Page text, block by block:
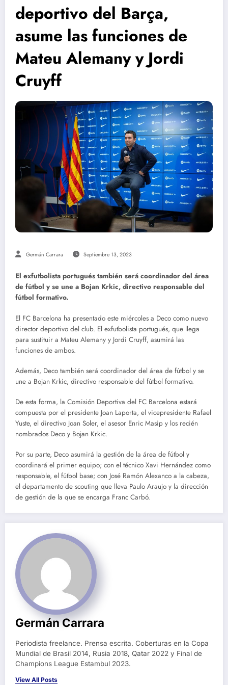
deportivo del Barça,
asume las funciones de
Mateu Alemany y Jordi
Cruyff
Germán Carrara Septiembre 13, 2023
El exfutbolista portugués también será coordinador del área
de fútbol y se une a Bojan Krkic, directivo responsable del
fútbol formativo.
El FC Barcelona ha presentado este miércoles a Deco como nuevo
director deportivo del club. El exfutbolista portugués, que llega
para sustituir a Mateu Alemany y Jordi Cruyff, asumirá las
funciones de ambos.
Además, Deco también será coordinador del área de fútbol y se
une a Bojan Krkic, directivo responsable del fútbol formativo.
De esta forma, la Comisión Deportiva del FC Barcelona estará
compuesta por el presidente Joan Laporta, el vicepresidente Rafael
Yuste, el directivo Joan Soler, el asesor Enric Masip y los recién
nombrados Deco y Bojan Krkic.
Por su parte, Deco asumirá la gestión de la área de fútbol y
coordinará el primer equipo; con el técnico Xavi Hernández como
responsable, el fútbol base; con José Ramón Alexanco a la cabeza,
el departamento de scouting que lleva Paulo Araujo y la dirección
de gestión de la que se encarga Franc Carbó.
Germán Carrara
Periodista freelance. Prensa escrita. Coberturas en la Copa
Mundial de Brasil 2014, Rusia 2018, Qatar 2022 y Final de
Champions League Estambul 2023.
View All Posts